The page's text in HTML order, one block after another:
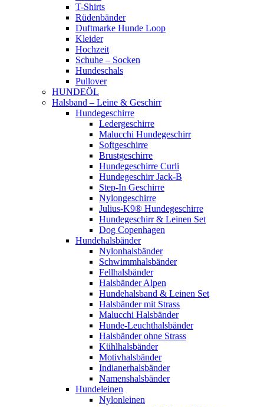
T-Shirts
Rüdenbänder
Duftmarke Hunde Loop
Kleider
Hochzeit
Schuhe – Socken
Hundeschals
Pullover
HUNDEÖL
Halsband – Leine & Geschirr
Hundegeschirre
Ledergeschirre
Malucchi Hundegeschirr
Softgeschirre
Brustgeschirre
Hundegeschirre Curli
Hundegeschirr Jack-B
Step-In Geschirre
Nylongeschirre
Julius-K9® Hundegeschirre
Hundegeschirr & Leinen Set
Dog Copenhagen
Hundehalsbänder
Nylonhalsbänder
Schwimmhalsbänder
Fellhalsbänder
Halsbänder Alpen
Hundehalsband & Leinen Set
Halsbänder mit Strass
Malucchi Halsbänder
Hunde-Leuchthalsbänder
Halsbänder ohne Strass
Kühlhalsbänder
Motivhalsbänder
Indianerhalsbänder
Namenshalsbänder
Hundeleinen
Nylonleinen